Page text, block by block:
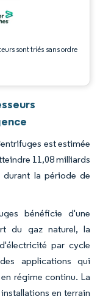
sont triés sans ordre
est estimée
11,08 milliards
la période de
bénéficie d'une
du gaz naturel, la
par cycle
applications qui
régime continu. La
en terrain